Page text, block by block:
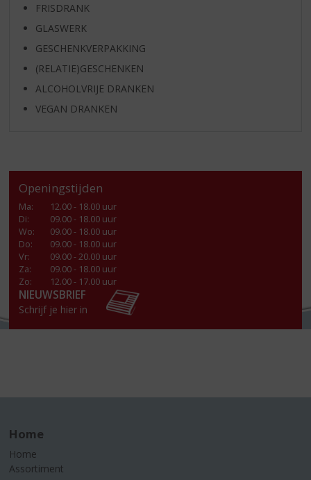
FRISDRANK
GLASWERK
GESCHENKVERPAKKING
(RELATIE)GESCHENKEN
ALCOHOLVRIJE DRANKEN
VEGAN DRANKEN
Openingstijden
Ma:
12.00 - 18.00 uur
Di:
09.00 - 18.00 uur
Wo:
09.00 - 18.00 uur
Do:
09.00 - 18.00 uur
Vr:
09.00 - 20.00 uur
Za:
09.00 - 18.00 uur
Zo:
12.00 - 17.00 uur
NIEUWSBRIEF
Schrijf je hier in
Home
Home
Assortiment